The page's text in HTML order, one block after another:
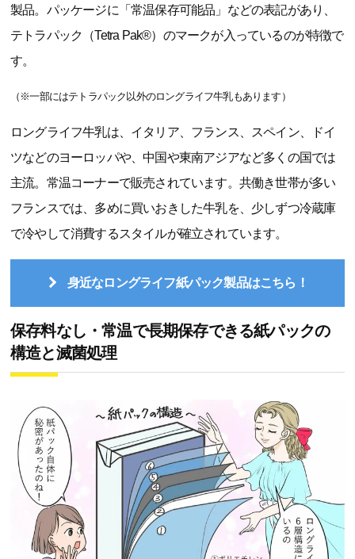
製品。パッケージに「常温保存可能品」などの表記があり、
テトラパック（Tetra Pak®）のマークが入っているのが特徴で
す。
（※一部にはテトラパック以外のロングライフ牛乳もあります）
ロングライフ牛乳は、イタリア、フランス、スペイン、ドイ
ツなどのヨーロッパや、中国や東南アジアなど多くの国では
主流。常温コーナーで販売されています。共働き世帯が多い
フランスでは、多めに買いおきした牛乳を、少しずつ冷蔵庫
で冷やして消費するスタイルが確立されています。
身近なロングライフ紙パック製品はこちら！
保存料なし・常温で長期保存できる紙パックの
構造と滅菌処理